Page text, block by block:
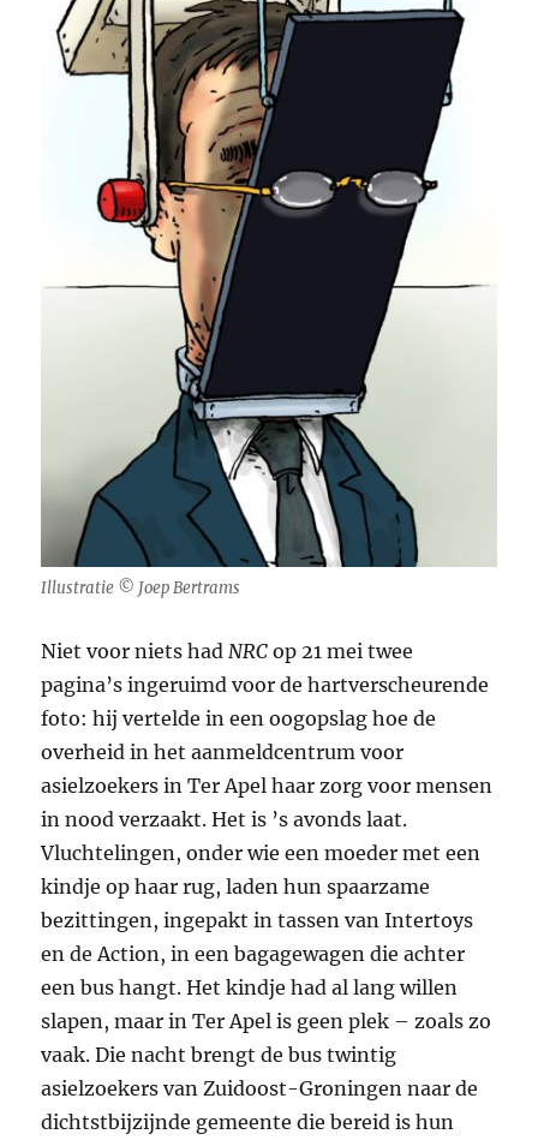
Illustratie © Joep Bertrams
Niet voor niets had NRC op 21 mei twee
pagina’s ingeruimd voor de hartverscheurende
foto: hij vertelde in een oogopslag hoe de
overheid in het aanmeldcentrum voor
asielzoekers in Ter Apel haar zorg voor mensen
in nood verzaakt. Het is ’s avonds laat.
Vluchtelingen, onder wie een moeder met een
kindje op haar rug, laden hun spaarzame
bezittingen, ingepakt in tassen van Intertoys
en de Action, in een bagagewagen die achter
een bus hangt. Het kindje had al lang willen
slapen, maar in Ter Apel is geen plek – zoals zo
vaak. Die nacht brengt de bus twintig
asielzoekers van Zuidoost-Groningen naar de
dichtstbijzijnde gemeente die bereid is hun